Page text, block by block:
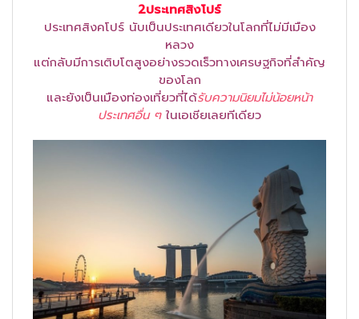
2ประเทศสิงโปร์
ประเทศสิงคโปร์ นับเป็นประเทศเดียวในโลกที่ไม่มีเมือง
หลวง
แต่กลับมีการเติบโตสูงอย่างรวดเร็วทางเศรษฐกิจที่สำคัญ
ของโลก
และยังเป็นเมืองท่องเที่ยวที่ได้รับความนิยมไม่น้อยหน้า
ประเทศอื่น ๆในเอเชียเลยทีเดียว